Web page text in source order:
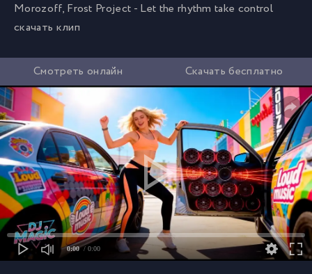
Morozoff, Frost Project - Let the rhythm take control
скачать клип
Смотреть онлайн Скачать бесплатно
0:00 / 0:00